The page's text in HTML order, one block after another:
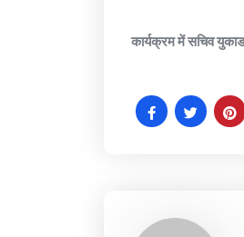
कार्यक्रम में सचिव